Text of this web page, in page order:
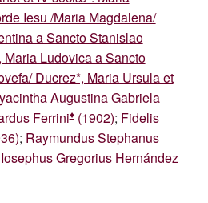
Iesu /Maria Magdalena/
a Sancto Stanislao
Ludovica a Sancto
Ducrez*, Maria Ursula et
Augustina Gabriela
Ferrini♦(1902); Fidelis
; Raymundus Stephanus
Iosephus Gregorius Hernández